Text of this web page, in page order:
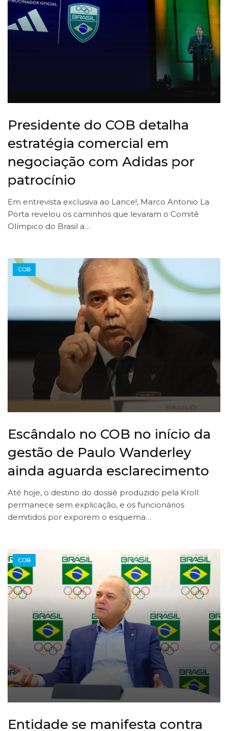
Presidente do COB detalha
estratégia comercial em
negociação com Adidas por
patrocínio
Em entrevista exclusiva ao Lance!, Marco Antonio La
Porta revelou os caminhos que levaram o Comitê
Olímpico do Brasil a…
COB
Escândalo no COB no início da
gestão de Paulo Wanderley
ainda aguarda esclarecimento
Até hoje, o destino do dossiê produzido pela Kroll
permanece sem explicação, e os funcionários
demitidos por exporem o esquema…
COB
Entidade se manifesta contra